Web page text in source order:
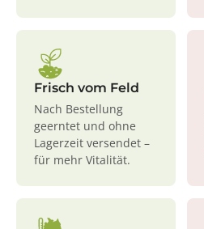
Frisch vom Feld
Nach Bestellung
geerntet und ohne
Lagerzeit versendet –
für mehr Vitalität.